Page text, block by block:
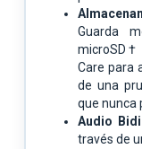
Guarda
microSD†
Care para
de una
que nunca
Audio
través de